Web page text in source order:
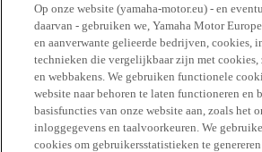
Op onze website (yamaha-motor.eu) - en
daarvan - gebruiken we, Yamaha Motor
en aanverwante gelieerde bedrijven, cookies,
technieken die vergelijkbaar zijn met cookies,
en webbakens. We gebruiken functionele
website naar behoren te laten functioneren en
basisfuncties van onze website aan, zoals het
inloggegevens en taalvoorkeuren. We
cookies om gebruikersstatistieken te